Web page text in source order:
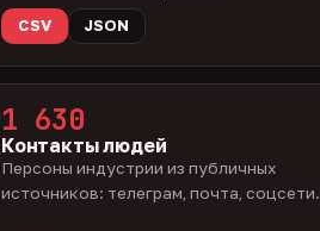
CSV
JSON
1 630
Контакты людей
Персоны индустрии из публичных
источников: телеграм, почта, соцсети.